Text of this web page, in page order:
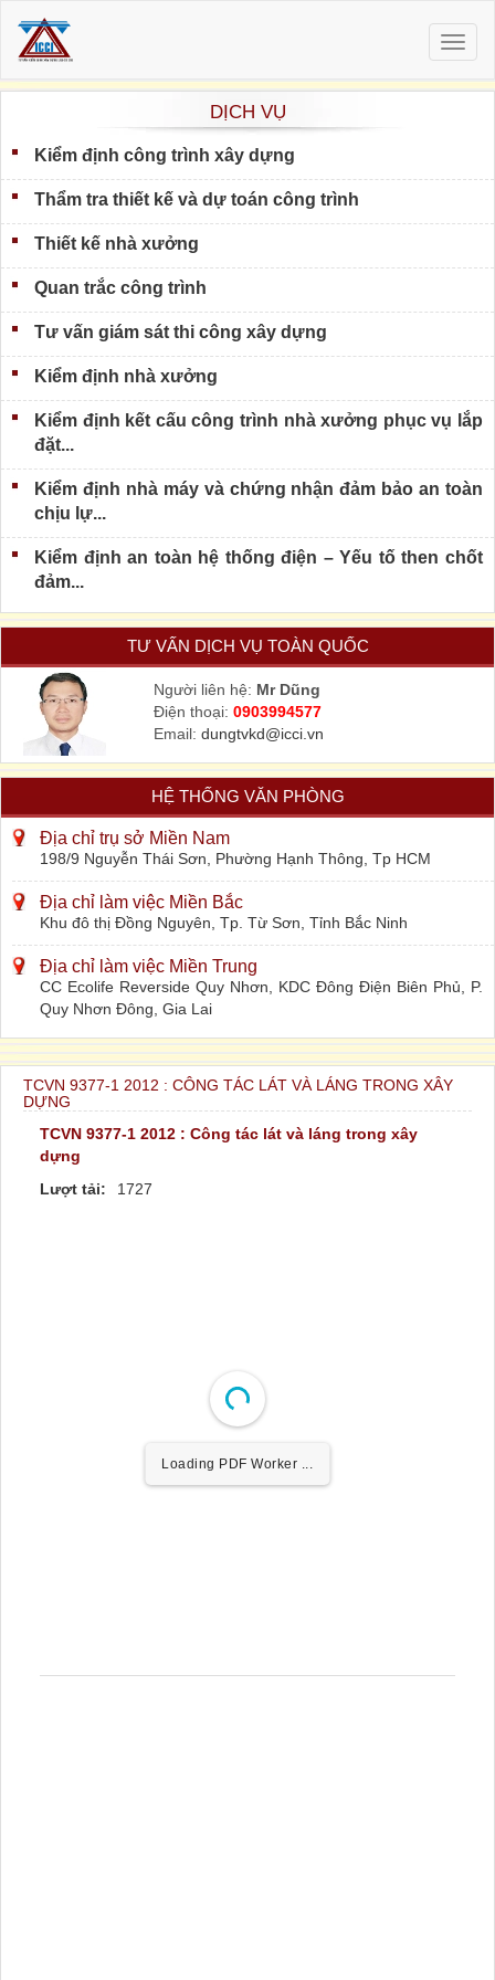
DỊCH VỤ
Kiểm định công trình xây dựng
Thẩm tra thiết kế và dự toán công trình
Thiết kế nhà xưởng
Quan trắc công trình
Tư vấn giám sát thi công xây dựng
Kiểm định nhà xưởng
Kiểm định kết cấu công trình nhà xưởng phục vụ lắp
đặt...
Kiểm định nhà máy và chứng nhận đảm bảo an toàn
chịu lự...
Kiểm định an toàn hệ thống điện – Yếu tố then chốt
đảm...
TƯ VẤN DỊCH VỤ TOÀN QUỐC
Người liên hệ: Mr Dũng
Điện thoại: 0903994577
Email: dungtvkd@icci.vn
HỆ THỐNG VĂN PHÒNG
Địa chỉ trụ sở Miền Nam
198/9 Nguyễn Thái Sơn, Phường Hạnh Thông, Tp HCM
Địa chỉ làm việc Miền Bắc
Khu đô thị Đồng Nguyên, Tp. Từ Sơn, Tỉnh Bắc Ninh
Địa chỉ làm việc Miền Trung
CC Ecolife Reverside Quy Nhơn, KDC Đông Điện Biên Phủ, P.
Quy Nhơn Đông, Gia Lai
TCVN 9377-1 2012 : CÔNG TÁC LÁT VÀ LÁNG TRONG XÂY
DỰNG
TCVN 9377-1 2012 : Công tác lát và láng trong xây
dựng
Lượt tải:
1727
Loading PDF Worker ...